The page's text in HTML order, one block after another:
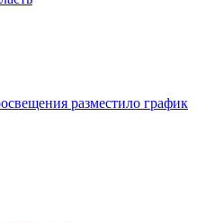
разместило график